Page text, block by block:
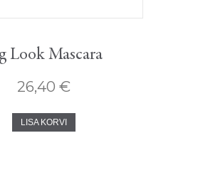
Look Mascara
26,40 €
LISA KORVI